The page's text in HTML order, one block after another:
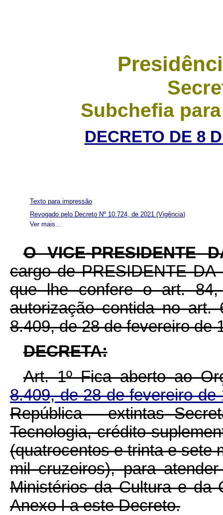
Subchefia
DECRETO DE 8
Ver mais...
Texto para impressão
Revogado pelo Decreto Nº 10.724, de 2021 (Vigência)
O VICE-PRESIDENTE
cargo de PRESIDENTE
que lhe confere o art.
autorização contida no
8.409, de 28 de fevereiro de
DECRETA:
Art. 1º Fica aberto ao
8.409, de 28 de fevereiro
República - extintas
Tecnologia, crédito
(quatrocentos e trinta e sete
mil cruzeiros), para
Ministérios da Cultura e da
Anexo I a este Decreto.